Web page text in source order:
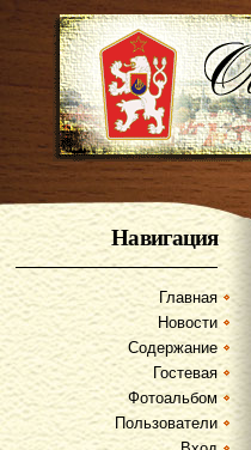
Навигация
Главная
Новости
Содержание
Гостевая
Фотоальбом
Пользователи